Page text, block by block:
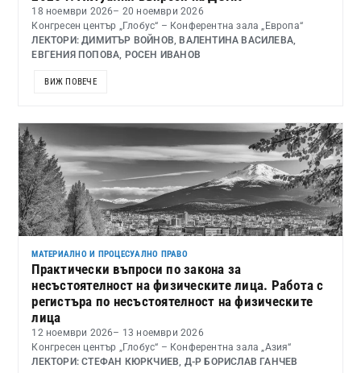
18 ноември 2026– 20 ноември 2026
Конгресен център „Глобус“ – Конферентна зала „Европа“
ЛЕКТОРИ: ДИМИТЪР ВОЙНОВ, ВАЛЕНТИНА ВАСИЛЕВА,
ЕВГЕНИЯ ПОПОВА, РОСЕН ИВАНОВ
ВИЖ ПОВЕЧЕ
МАТЕРИАЛНО И ПРОЦЕСУАЛНО ПРАВО
Практически въпроси по закона за
несъстоятелност на физическите лица. Работа с
регистъра по несъстоятелност на физическите
лица
12 ноември 2026– 13 ноември 2026
Конгресен център „Глобус“ – Конферентна зала „Азия“
ЛЕКТОРИ: СТЕФАН КЮРКЧИЕВ, Д-Р БОРИСЛАВ ГАНЧЕВ